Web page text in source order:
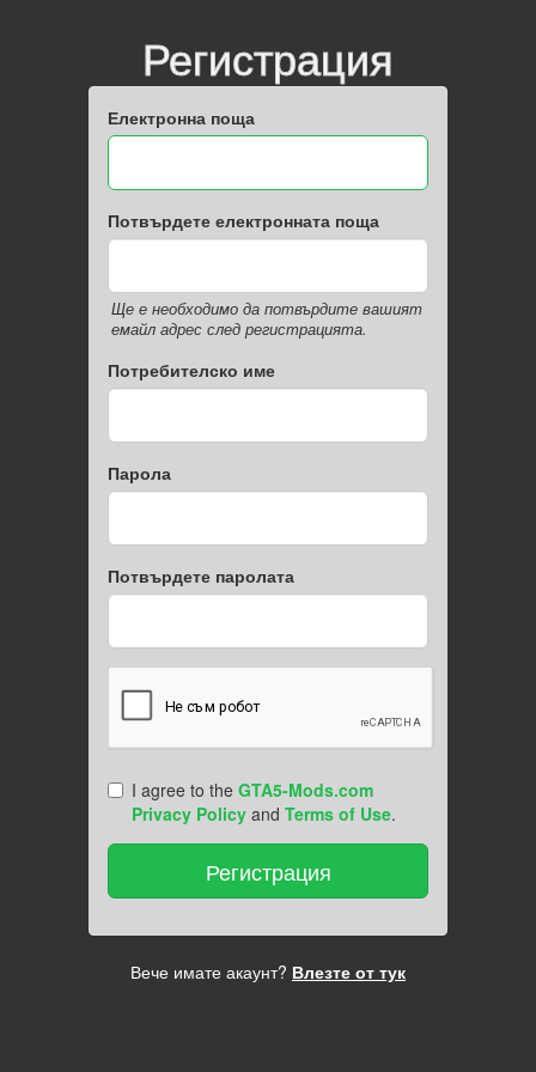
Регистрация
Електронна поща
Потвърдете електронната поща
Ще е необходимо да потвърдите вашият
емайл адрес след регистрацията.
Потребителско име
Парола
Потвърдете паролата
I agree to the GTA5-Mods.com
Privacy Policy and Terms of Use.
Вече имате акаунт? Влезте от тук